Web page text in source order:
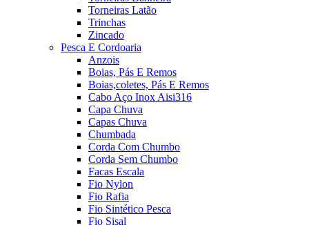
Torneiras Latão
Trinchas
Zincado
Pesca E Cordoaria
Anzois
Boias, Pás E Remos
Boias,coletes, Pás E Remos
Cabo Aço Inox Aisi316
Capa Chuva
Capas Chuva
Chumbada
Corda Com Chumbo
Corda Sem Chumbo
Facas Escala
Fio Nylon
Fio Rafia
Fio Sintético Pesca
Fio Sisal